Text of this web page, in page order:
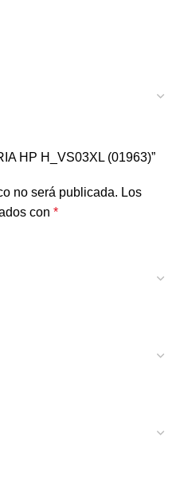
HP H_VS03XL (01963)”
no será publicada. Los
con *